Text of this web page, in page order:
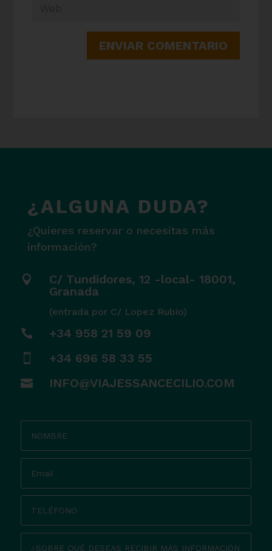
ENVIAR COMENTARIO
¿ALGUNA DUDA?
¿Quieres reservar o necesitas más
información?

C/ Tundidores, 12 -local- 18001,
Granada
(entrada por C/ Lopez Rubio)
 +34 958 21 59 09
 +34 696 58 33 55
 INFO@VIAJESSANCECILIO.COM